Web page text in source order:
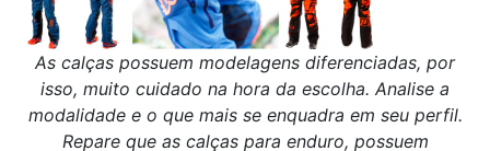
As calças possuem modelagens diferenciadas, por
isso, muito cuidado na hora da escolha. Analise a
modalidade e o que mais se enquadra em seu perfil.
Repare que as calças para enduro, possuem